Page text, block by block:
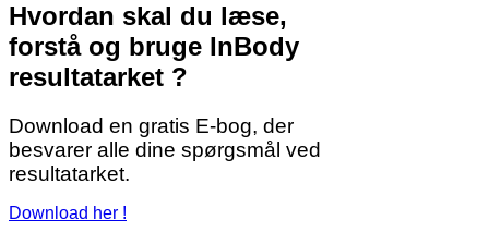
Hvordan skal du læse,
forstå og bruge InBody
resultatarket ?
Download en gratis E-bog, der
besvarer alle dine spørgsmål ved
resultatarket.
Download her !